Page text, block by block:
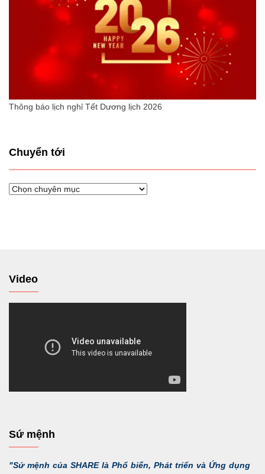
Thông báo lịch nghỉ Tết Dương lịch 2026
Chuyển tới
Chuyển
Video
Sứ mệnh
"Sứ mệnh của SHARE là Phổ biến, Phát triển và Ứng dụng